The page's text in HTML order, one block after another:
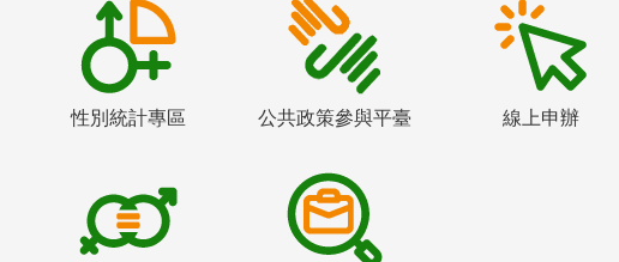
性別統計專區 公共政策參與平臺 線上申辦